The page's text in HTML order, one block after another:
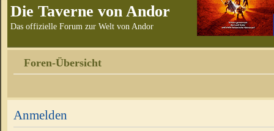
Die Taverne von Andor
Das offizielle Forum zur Welt von Andor
Foren-Übersicht
Anmelden